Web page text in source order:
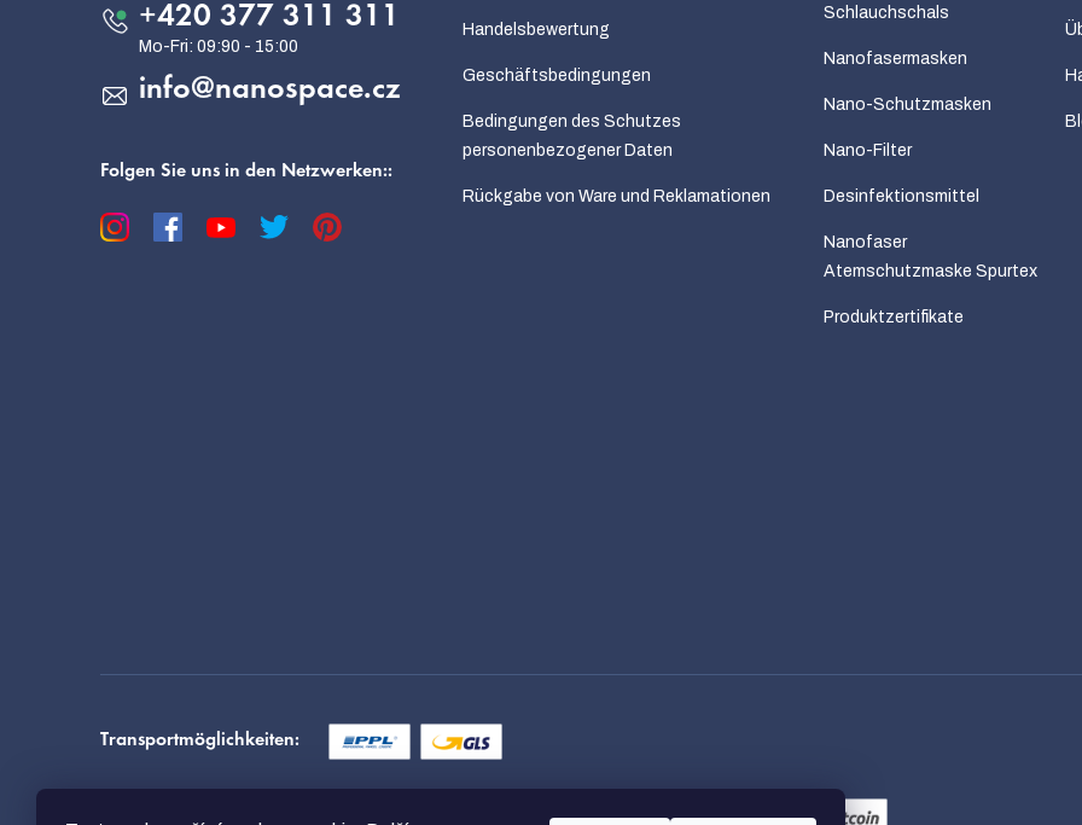
info@nanospace.cz
+420 377 311 311
Folgen Sie uns in den Netzwerken::
Handelsbewertung
Geschäftsbedingungen
Bedingungen des Schutzes
personenbezogener Daten
Rückgabe von Ware und Reklamationen
Schlauchschals
Nanofasermasken
Nano-Schutzmasken
Nano-Filter
Desinfektionsmittel
Nanofaser
Atemschutzmaske Spurtex
Produktzertifikate
Transportmöglichkeiten: